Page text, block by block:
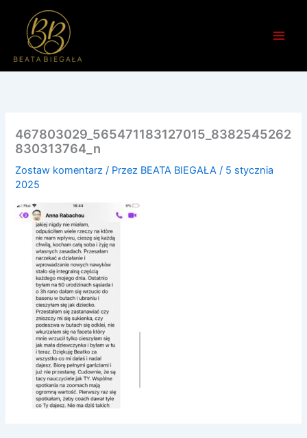
467803029_565471183127015_8382545262
830313764_n
Zostaw komentarz / Przez BEATA BIEGAŁA/ 5 stycznia
2025